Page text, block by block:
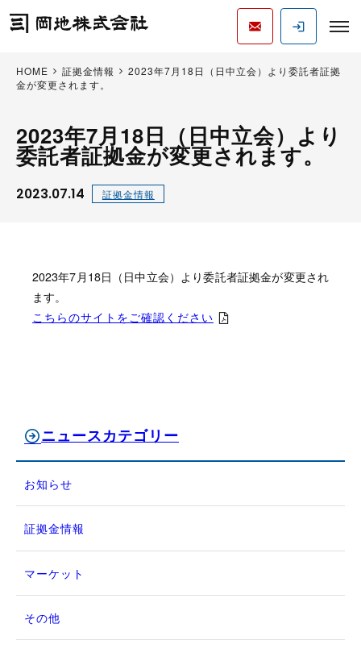
HOME 証拠金情報
2023年7月18日（日中立会）より委託者証拠
金が変更されます。
2023年7月18日（日中立会）より
委託者証拠金が変更されます。
2023.07.14 証拠金情報
2023年7月18日（日中立会）より委託者証拠金が変更され
ます。
こちらのサイトをご確認ください
ニュースカテゴリー
お知らせ
証拠金情報
マーケット
その他